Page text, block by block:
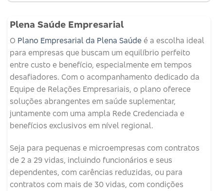
Plena Saúde Empresarial
O Plano Empresarial da Plena Saúde é a escolha ideal
para empresas que buscam um equilíbrio perfeito
entre custo e benefício, especialmente em tempos
desafiadores. Com o acompanhamento dedicado da
Equipe de Relações Empresariais, o plano oferece
soluções abrangentes em saúde suplementar,
juntamente com uma ampla Rede Credenciada e
benefícios exclusivos em nível regional.
Seja para pequenas e microempresas com contratos
de 2 a 29 vidas, incluindo funcionários e seus
dependentes, com carências reduzidas, ou para
contratos com mais de 30 vidas, com condições